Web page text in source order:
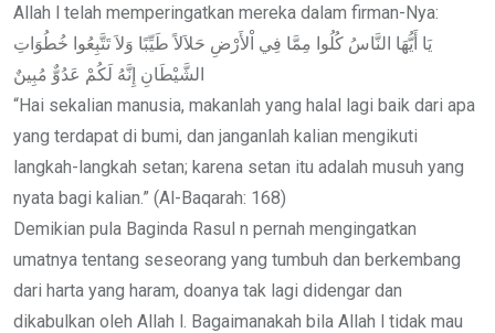
Allah l telah memperingatkan mereka dalam firman-Nya:
يَا أَيُّهَا النَّاسُ كُلُوا مِمَّا فِي اْلأَرْضِ حَلاَلاً طَيِّبًا وَلاَ تَتَّبِعُوا خُطُوَاتِ
الشَّيْطَانِ إِنَّهُ لَكُمْ عَدُوٌّ مُبِينٌ
“Hai sekalian manusia, makanlah yang halal lagi baik dari apa
yang terdapat di bumi, dan janganlah kalian mengikuti
langkah-langkah setan; karena setan itu adalah musuh yang
nyata bagi kalian.” (Al-Baqarah: 168)
Demikian pula Baginda Rasul n pernah mengingatkan
umatnya tentang seseorang yang tumbuh dan berkembang
dari harta yang haram, doanya tak lagi didengar dan
dikabulkan oleh Allah l. Bagaimanakah bila Allah l tidak mau